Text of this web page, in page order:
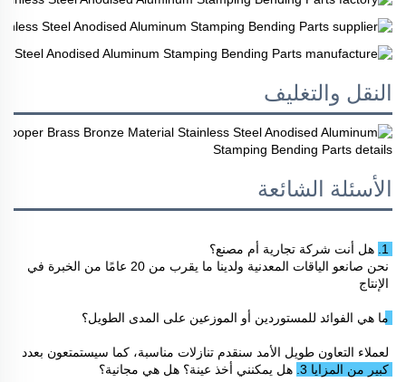
النقل والتغليف
الأسئلة الشائعة
1. هل أنت شركة تجارية أم مصنع؟
الإنتاج
ما هي الفوائد للمستوردين أو الموزعين على المدى الطويل؟
كبير من المزايا 3. هل يمكنني أخذ عينة؟ هل هي مجانية؟